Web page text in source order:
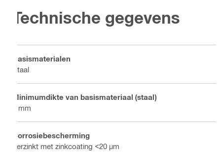
Technische gegevens
Basismaterialen
Staal
Minimumdikte van basismateriaal (staal)
6 mm
Corrosiebescherming
Verzinkt met zinkcoating <20 µm